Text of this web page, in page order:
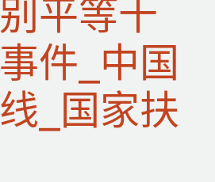
平等十
件_中国
_国家扶